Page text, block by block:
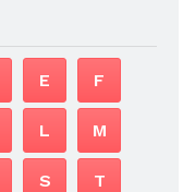
E F
L M
S T